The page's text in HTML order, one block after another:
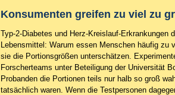
Konsumenten greifen zu viel zu
Typ-2-Diabetes und Herz-Kreislauf-Erkrankungen
Lebensmittel: Warum essen Menschen häufig zu
sie die Portionsgrößen unterschätzen.
Forscherteams unter Beteiligung der Universität
Probanden die Portionen teils nur halb so groß
tatsächlich waren. Wenn die Testpersonen